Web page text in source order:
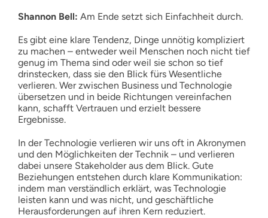
Shannon Bell: Am Ende setzt sich Einfachheit durch.
Es gibt eine klare Tendenz, Dinge unnötig kompliziert
zu machen – entweder weil Menschen noch nicht tief
genug im Thema sind oder weil sie schon so tief
drinstecken, dass sie den Blick fürs Wesentliche
verlieren. Wer zwischen Business und Technologie
übersetzen und in beide Richtungen vereinfachen
kann, schafft Vertrauen und erzielt bessere
Ergebnisse.
In der Technologie verlieren wir uns oft in Akronymen
und den Möglichkeiten der Technik – und verlieren
dabei unsere Stakeholder aus dem Blick. Gute
Beziehungen entstehen durch klare Kommunikation:
indem man verständlich erklärt, was Technologie
leisten kann und was nicht, und geschäftliche
Herausforderungen auf ihren Kern reduziert.